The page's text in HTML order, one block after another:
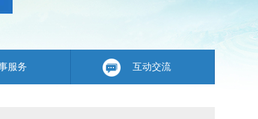
服务 互动交流